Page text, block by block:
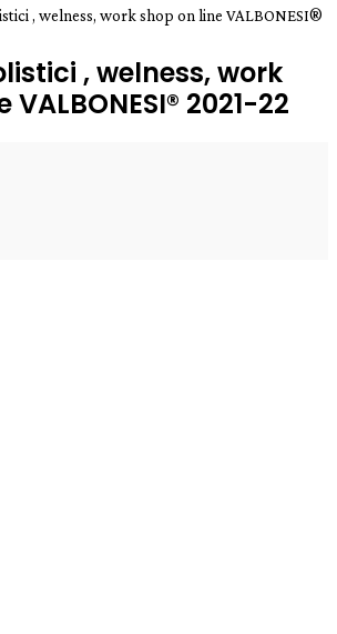
, welness, work shop on line VALBONESI®
, welness, work
2021-22